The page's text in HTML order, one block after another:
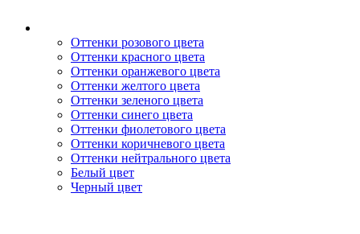
Оттенки розового цвета
Оттенки красного цвета
Оттенки оранжевого цвета
Оттенки желтого цвета
Оттенки зеленого цвета
Оттенки синего цвета
Оттенки фиолетового цвета
Оттенки коричневого цвета
Оттенки нейтрального цвета
Белый цвет
Черный цвет